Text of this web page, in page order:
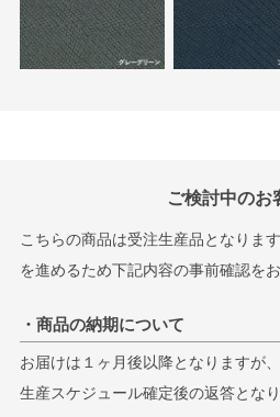
ご検討中のお
こちらの商品は受注生産品となりま
を進めるため下記内容の事前確認を
・商品の納期について
お届けは１ヶ月後以降となりますが
生産スケジュール確定後の返答となり